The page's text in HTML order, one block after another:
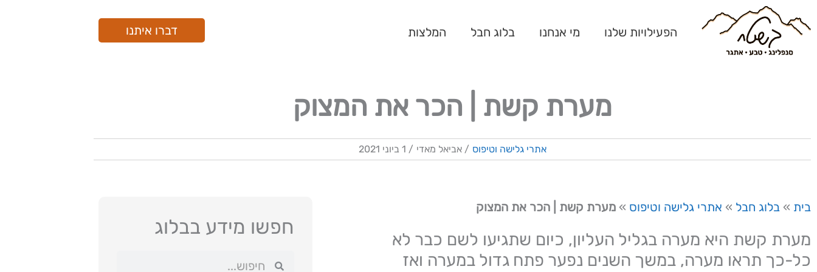
לתוכן
הפעילויות שלנו מי אנחנו בלוג חבל המלצות דברו איתנו
מערת קשת | הכר את המצוק
אתרי גלישה וטיפוס / אביאל מאדי / 1 ביוני 2021
בית » בלוג חבל » אתרי גלישה וטיפוס » מערת קשת | הכר את המצוק
מערת קשת היא מערה בגליל העליון, כיום שתגיעו לשם כבר לא
כל-כך תראו מערה, במשך השנים נפער פתח גדול במערה ואז
חפשו מידע בבלוג
חיפושחיפוש